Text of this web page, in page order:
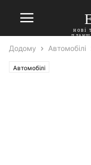
нові
Додому Автомобілі
Автомобілі